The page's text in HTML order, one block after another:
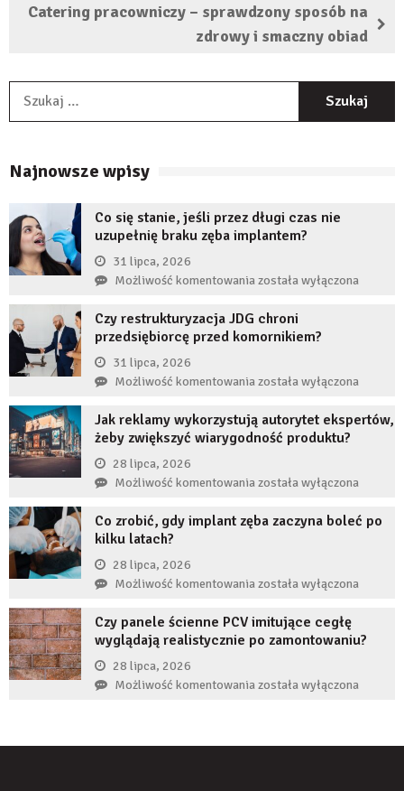
Catering pracowniczy – sprawdzony sposób na
zdrowy i smaczny obiad
Najnowsze wpisy
Co się stanie, jeśli przez długi czas nie
uzupełnię braku zęba implantem?
31 lipca, 2026
Możliwość komentowaniaCo
stanie,
jeśli
długi
uzupełnię
implantem?
została wyłączona
Czy restrukturyzacja JDG chroni
przedsiębiorcę przed komornikiem?
31 lipca, 2026
Możliwość komentowaniaCzy
JDG
chroni
przed
komornikiem?
została wyłączona
Jak reklamy wykorzystują autorytet ekspertów,
żeby zwiększyć wiarygodność produktu?
28 lipca, 2026
Możliwość komentowaniaJak
wykorzystują
żeby
zwiększyć
wiarygodność
produktu?
została wyłączona
Co zrobić, gdy implant zęba zaczyna boleć po
kilku latach?
28 lipca, 2026
Możliwość komentowaniaCo
gdy
implant
zaczyna
została wyłączona
Czy panele ścienne PCV imitujące cegłę
wyglądają realistycznie po zamontowaniu?
28 lipca, 2026
Możliwość komentowaniaCzy
została wyłączona